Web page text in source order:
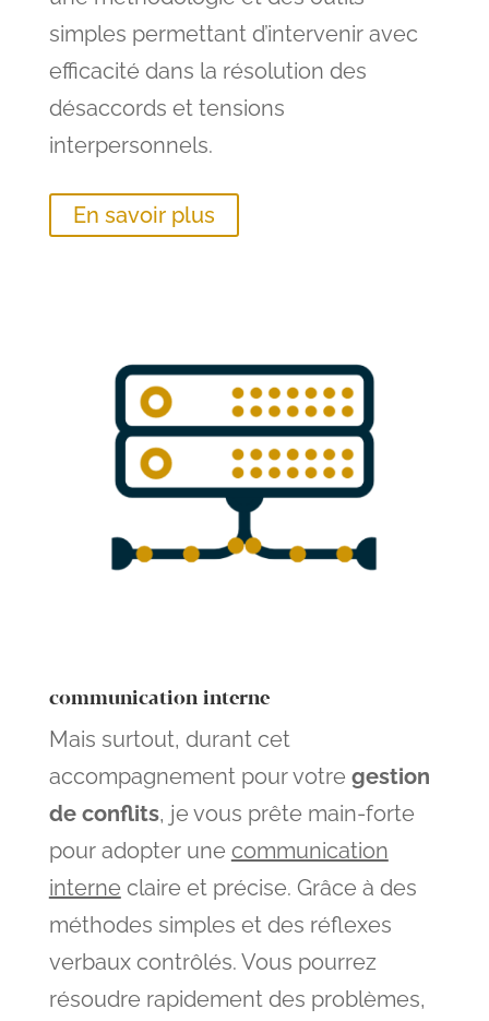
simples permettant d’intervenir avec
efficacité dans la résolution des
désaccords et tensions
interpersonnels.
En savoir plus
communication interne
Mais surtout, durant cet
accompagnement pour votre gestion
de conflits, je vous prête main-forte
pour adopter une communication
interne claire et précise. Grâce à des
méthodes simples et des réflexes
verbaux contrôlés. Vous pourrez
résoudre rapidement des problèmes,